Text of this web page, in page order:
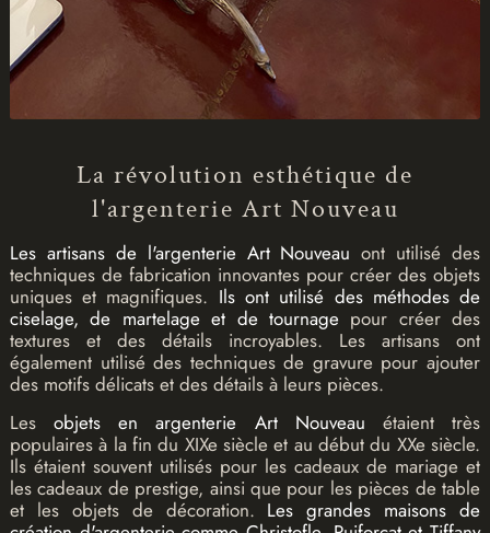
La révolution esthétique de
l'argenterie Art Nouveau
Les artisans de l'argenterie Art Nouveau ont utilisé des
techniques de fabrication innovantes pour créer des objets
uniques et magnifiques. Ils ont utilisé des méthodes de
ciselage, de martelage et de tournage pour créer des
textures et des détails incroyables. Les artisans ont
également utilisé des techniques de gravure pour ajouter
des motifs délicats et des détails à leurs pièces.
Lesobjets en argenterie Art Nouveau étaient très
populaires à la fin du XIXe siècle et au début du XXe siècle.
Ils étaient souvent utilisés pour les cadeaux de mariage et
les cadeaux de prestige, ainsi que pour les pièces de table
et les objets de décoration. Les grandes maisons de